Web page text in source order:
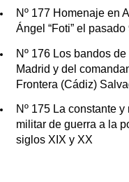
Nº 177 Homenaje en
Ángel “Foti” el
Nº 176 Los bandos
Madrid y del
Frontera (Cádiz)
Nº 175 La constante
militar de guerra a la
siglos XIX y XX